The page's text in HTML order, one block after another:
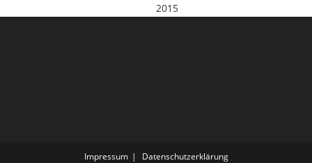
Impressum Datenschutzerklärung